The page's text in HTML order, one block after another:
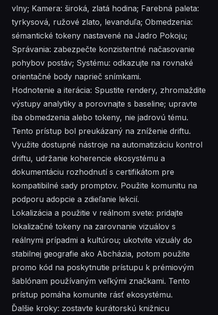
vlny; Kamera: široká, zlatá hodina; Farebná paleta:
tyrkysová, ružové zlato, levanduľa; Obmedzenia:
sémantické tokeny nastavené na Jadro Pokoju;
Správania: zabezpečte konzistentné načasovanie
pohybov postáv; Systému: odkazujte na rovnaké
orientačné body naprieč snímkami.
Hodnotenie a iterácia: Spustite rendery, zhromaždite
výstupy analytiky a porovnajte s baseline; upravte
iba obmedzenia alebo tokeny, nie jadrovú tému.
Tento prístup bol preukázaný na zníženie driftu.
Využite dostupné nástroje na automatizáciu kontrol
driftu, udržanie koherencie ekosystému a
dokumentáciu rozhodnutí s certifikátom pre
kompatibilné sady promptov. Použite komunitu na
podporu adopcie a zdieľanie lekcií.
Lokalizácia a použitie v reálnom svete: pridajte
lokalizačné tokeny na zarovnanie vizuálov s
reálnymi prípadmi a kultúrou; ukotvite vizuály do
stabilnej geografie ako Abcházia, potom použite
promo kód na poskytnutie prístupu k prémiovým
šablónam používaným veľkými značkami. Tento
prístup pomáha komunite rásť ekosystému.
Ďalšie kroky: zostavte kurátorskú knižnicu